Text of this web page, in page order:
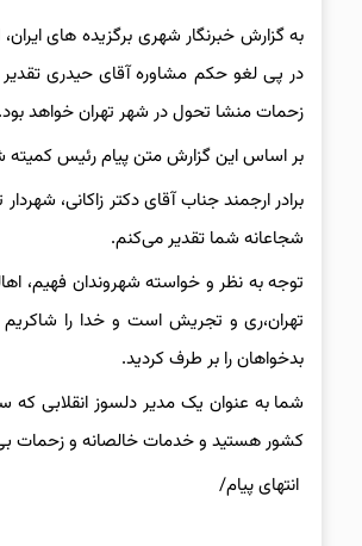
به گزارش خبرنگار شهری برگزیده های
در پی لغو حکم مشاوره آقای حیدری
زحمات منشا تحول در شهر تهران خواهد بود.
بر اساس این گزارش متن پیام رئیس
برادر ارجمند جناب آقای دکتر زاکانی،
شجاعانه شما تقدیر می‌کنم.
توجه به نظر و خواسته شهروندان فهیم،
تهران،ری و تجریش است و خدا را شاکریم
بدخواهان را بر طرف کردید.
شما به عنوان یک مدیر دلسوز انقلابی که
کشور هستید و خدمات خالصانه و زحمات
انتهای پیام/